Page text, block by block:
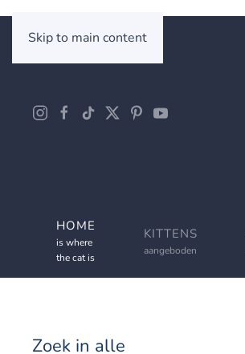
Skip to main content
HOME
is where
the cat is
KITTENS
aangeboden
Zoek in alle